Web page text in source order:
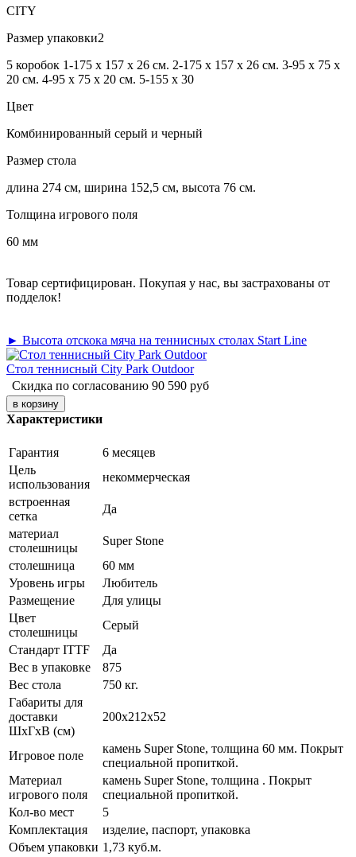
CITY
Размер упаковки2
5 коробок 1-175 х 157 х 26 см. 2-175 х 157 х 26 см. 3-95 х 75 х
20 см. 4-95 х 75 х 20 см. 5-155 х 30
Цвет
Комбинированный серый и черный
Размер стола
длина 274 см, ширина 152,5 см, высота 76 см.
Толщина игрового поля
60 мм
Товар сертифицирован. Покупая у нас, вы застрахованы от
подделок!
► Высота отскока мяча на теннисных столах Start Line
Стол теннисный City Park Outdoor
Скидка по согласованию 90 590 руб
Характеристики
Гарантия
6 месяцев
Цель
использования
некоммерческая
встроенная
сетка
Да
материал
столешницы
Super Stone
столешница
60 мм
Уровень игры
Любитель
Размещение
Для улицы
Цвет
столешницы
Серый
Стандарт ITTF
Да
Вес в упаковке
875
Вес стола
750 кг.
Габариты для
доставки
ШхГхВ (см)
200х212х52
Игровое поле
камень Super Stone, толщина 60 мм. Покрыт
специальной пропиткой.
Материал
игрового поля
камень Super Stone, толщина . Покрыт
специальной пропиткой.
Кол-во мест
5
Комплектация
изделие, паспорт, упаковка
Объем упаковки 1,73 куб.м.